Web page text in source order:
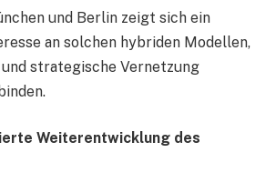
und Berlin zeigt sich ein
an solchen hybriden Modellen,
strategische Vernetzung
Weiterentwicklung des